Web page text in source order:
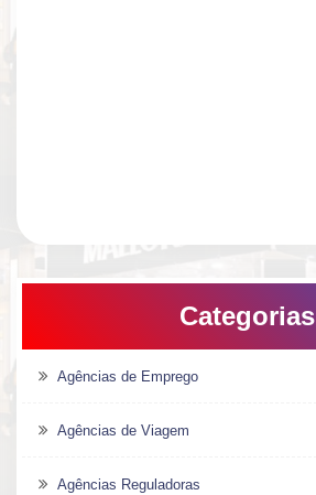
Categorias
Agências de Emprego
Agências de Viagem
Agências Reguladoras